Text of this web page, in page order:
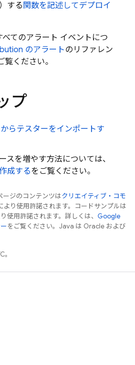
する 関数を記述してデプロイ
てのアラート イベントにつ
のアラートのリファレン
ください。
プ
らテスターをインポートす
スを増やす方法については、
成するをご覧ください。
ージのコンテンツはクリエイティブ・コモ
より使用許諾されます。コードサンプルは
使用許諾されます。詳しくは、 Google
をご覧ください。Java は Oracle および